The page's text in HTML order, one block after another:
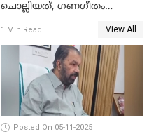
ചൊല്ലിയത്, ഗണഗീതം
ഭാഗം'; സുരേഷ് ഗോപി WATCH
VIDEO
1 Min Read View All
Posted On 05-11-2025